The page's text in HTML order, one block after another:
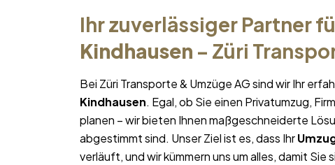
Ihr zuverlässiger Partner
Kindhausen – Züri
Bei Züri Transporte & Umzüge AG sind wir Ihr
Kindhausen. Egal, ob Sie einen Privatumzug,
planen – wir bieten Ihnen maßgeschneiderte
abgestimmt sind. Unser Ziel ist es, dass Ihr
verläuft, und wir kümmern uns um alles, damit